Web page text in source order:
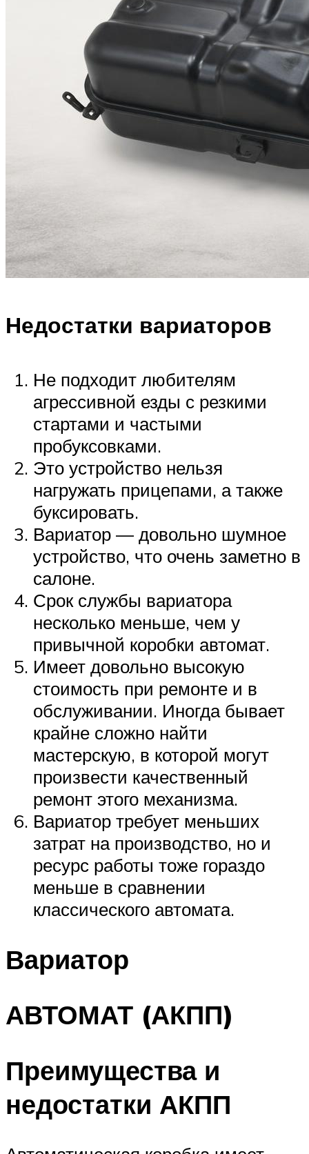
Недостатки вариаторов
Не подходит любителям
агрессивной езды с резкими
стартами и частыми
пробуксовками.
Это устройство нельзя
нагружать прицепами, а также
буксировать.
Вариатор — довольно шумное
устройство, что очень заметно в
салоне.
Срок службы вариатора
несколько меньше, чем у
привычной коробки автомат.
Имеет довольно высокую
стоимость при ремонте и в
обслуживании. Иногда бывает
крайне сложно найти
мастерскую, в которой могут
произвести качественный
ремонт этого механизма.
Вариатор требует меньших
затрат на производство, но и
ресурс работы тоже гораздо
меньше в сравнении
классического автомата.
Вариатор
АВТОМАТ (АКПП)
Преимущества и
недостатки АКПП